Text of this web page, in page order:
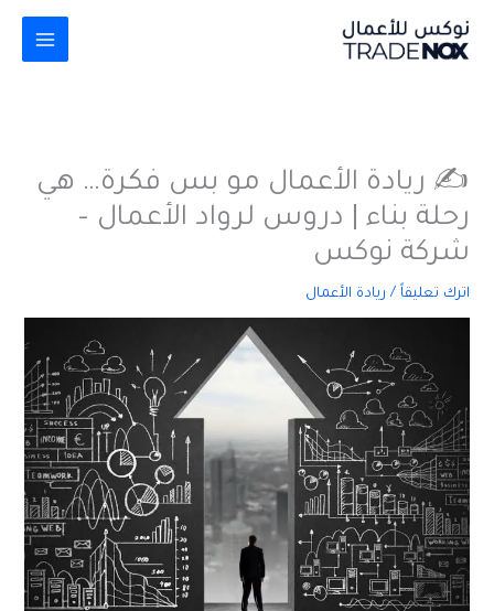
المحتوى
✍️ ريادة الأعمال مو بس فكرة… هي
رحلة بناء | دروس لرواد الأعمال –
شركة نوكس
اترك تعليقاً / ريادة الأعمال